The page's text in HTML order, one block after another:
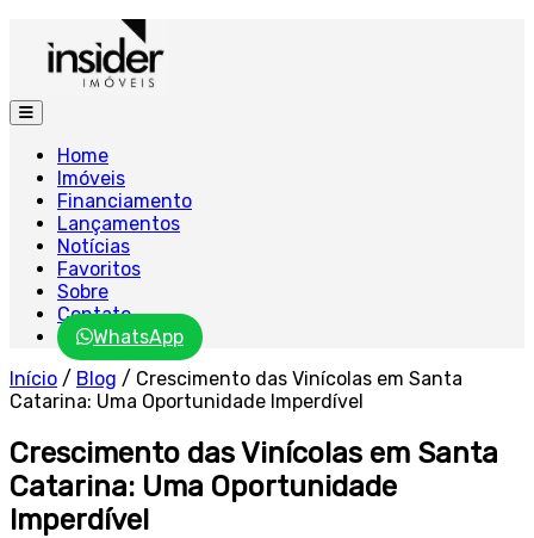
Home
Imóveis
Financiamento
Lançamentos
Notícias
Favoritos
Sobre
Contato
WhatsApp
Início / Blog / Crescimento das Vinícolas em Santa
Catarina: Uma Oportunidade Imperdível
Crescimento das Vinícolas em Santa
Catarina: Uma Oportunidade
Imperdível